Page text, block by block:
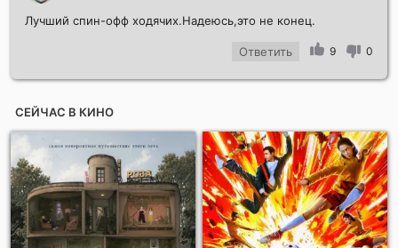
Лучший спин-офф ходячих.Надеюсь,это не конец.
Ответить 9 0
СЕЙЧАС В КИНО